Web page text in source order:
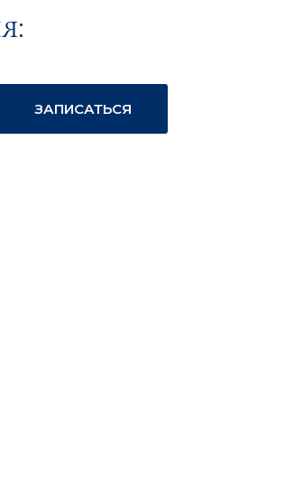
ЗАПИСАТЬСЯ